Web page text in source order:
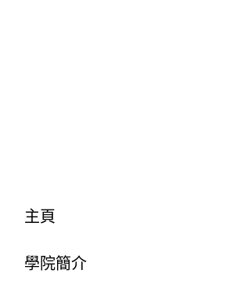
主頁
學院簡介